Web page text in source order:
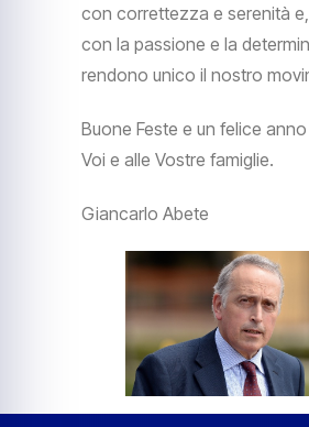
con correttezza e serenità
con la passione e la
rendono unico il nostro
Buone Feste e un felice
Voi e alle Vostre famiglie.
Giancarlo Abete